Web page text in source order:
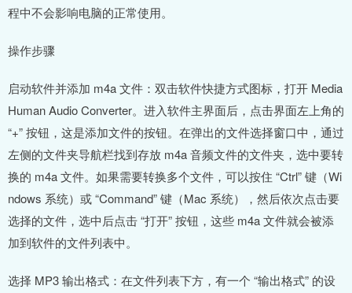
程中不会影响电脑的正常使用。
操作步骤
启动软件并添加 m4a 文件：双击软件快捷方式图标，打开 Media
Human Audio Converter。进入软件主界面后，点击界面左上角的
“+” 按钮，这是添加文件的按钮。在弹出的文件选择窗口中，通过
左侧的文件夹导航栏找到存放 m4a 音频文件的文件夹，选中要转
换的 m4a 文件。如果需要转换多个文件，可以按住 “Ctrl” 键（Wi
ndows 系统）或 “Command” 键（Mac 系统），然后依次点击要
选择的文件，选中后点击 “打开” 按钮，这些 m4a 文件就会被添
加到软件的文件列表中。
选择 MP3 输出格式：在文件列表下方，有一个 “输出格式” 的设